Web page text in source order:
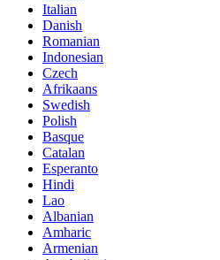
Italian
Danish
Romanian
Indonesian
Czech
Afrikaans
Swedish
Polish
Basque
Catalan
Esperanto
Hindi
Lao
Albanian
Amharic
Armenian